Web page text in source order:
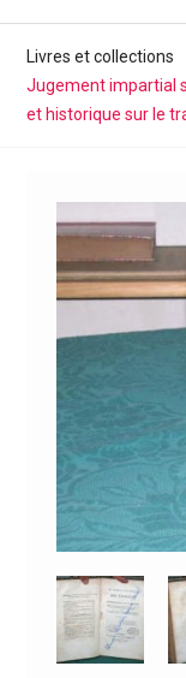
Livres et collections
Jugement impartial
et historique sur le